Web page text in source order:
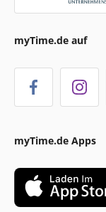
myTime.de auf
myTime.de Apps